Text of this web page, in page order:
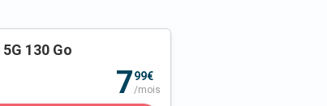
130 Go
799€
/mois